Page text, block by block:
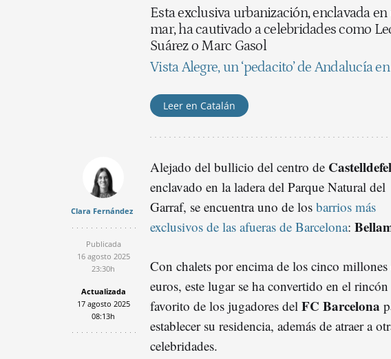
Esta exclusiva urbanización, enclavada
mar, ha cautivado a celebridades como
Suárez o Marc Gasol
Vista Alegre, un ‘pedacito’ de Andalucía
Leer en Catalán
Clara Fernández
Publicada
16 agosto 2025
23:30h
Actualizada
17 agosto 2025
08:13h
Alejado del bullicio del centro de
enclavado en la ladera del Parque Natural del
Garraf, se encuentra uno de los barrios más
exclusivos de las afueras de Barcelona:
Con chalets por encima de los cinco millones
euros, este lugar se ha convertido en el rincón
favorito de los jugadores del FC Barcelona
establecer su residencia, además de atraer a
celebridades.